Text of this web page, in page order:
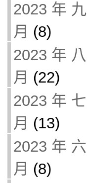
2023 年 九
月 (8)
2023 年 八
月 (22)
2023 年 七
月 (13)
2023 年 六
月 (8)